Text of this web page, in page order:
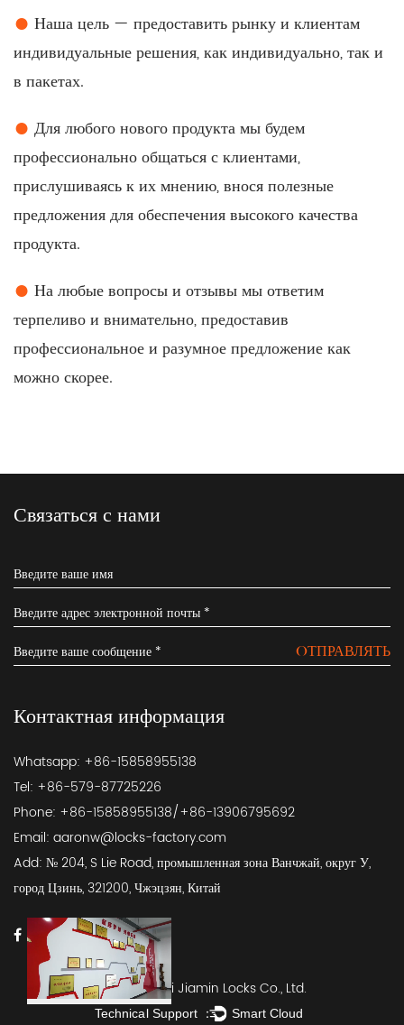
● Наша цель — предоставить рынку и клиентам
индивидуальные решения, как индивидуально, так и
в пакетах.
● Для любого нового продукта мы будем
профессионально общаться с клиентами,
прислушиваясь к их мнению, внося полезные
предложения для обеспечения высокого качества
продукта.
● На любые вопросы и отзывы мы ответим
терпеливо и внимательно, предоставив
профессиональное и разумное предложение как
можно скорее.
Связаться с нами
OТПРАВЛЯТЬ
Контактная информация
Whatsapp: +86-15858955138
Tel: +86-579-87725226
Phone: +86-15858955138/+86-13906795692
Email: aaronw@locks-factory.com
Add: № 204, S Lie Road, промышленная зона Ванчжай, округ У,
город Цзинь, 321200, Чжэцзян, Китай
© 2026 Wuyi Jiamin Locks Co., Ltd.
Technical Support ： Smart Cloud